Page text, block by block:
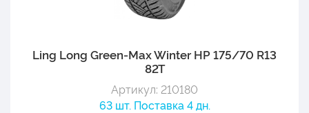
Ling Long Green-Max Winter HP 175/70 R13
82T
Артикул: 210180
63 шт. Поставка 4 дн.